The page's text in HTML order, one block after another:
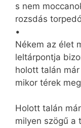
s nem
rozsdás
•
Nékem az élet
leltárpontja
holott talán
mikor térek
Holott talán
milyen szögű a